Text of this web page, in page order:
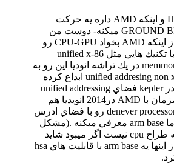
درمورد HSA و اينكه AMD داره يه حركت
GROUND BREAKING ميكنه- دوست من
خيلي پيش از اينكه AMD بخواد CPU-GPU رو
تركيب كنه با تكنيك هايي مثل unified x-86
memmory adrresing در يك تراشه انوديا اين رو به
صورت unified addresing non x-86 ابداع كرده
بوده و الان در kepler فضاي unified addressing
اما دقيقا همزمان با AMD در2014 انويديا هم
maxwell و denever processor رو با فضاي ادرس
دهي متحد اما arm base معرفي ميكنه .(مشكل
انوديا اينه كه طراح cpu نيست اگر ميبود شايد
خيلي پيش از اينها يه arm base با قابليت هاي hsa